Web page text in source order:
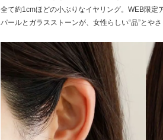
全て約1cmほどの小ぶりなイヤリング。WEB限定
パールとガラスストーンが、女性らしい“品”とや